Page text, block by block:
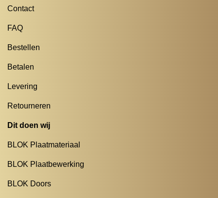
Contact
FAQ
Bestellen
Betalen
Levering
Retourneren
Dit doen wij
BLOK Plaatmateriaal
BLOK Plaatbewerking
BLOK Doors